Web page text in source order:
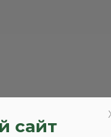
сайт